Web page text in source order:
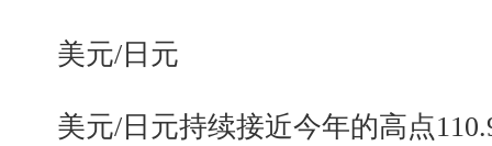
美元/日元
美元/日元持续接近今年的高点